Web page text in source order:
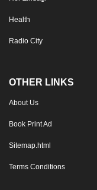
Health
Radio City
OTHER LINKS
About Us
Book Print Ad
Sitemap.html
Terms Conditions